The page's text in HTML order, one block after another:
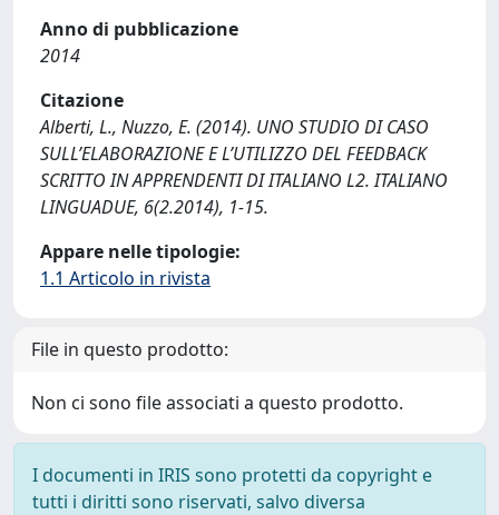
Anno di pubblicazione
2014
Citazione
Alberti, L., Nuzzo, E. (2014). UNO STUDIO DI CASO
SULL’ELABORAZIONE E L’UTILIZZO DEL FEEDBACK
SCRITTO IN APPRENDENTI DI ITALIANO L2. ITALIANO
LINGUADUE, 6(2.2014), 1-15.
Appare nelle tipologie:
1.1 Articolo in rivista
File in questo prodotto:
Non ci sono file associati a questo prodotto.
I documenti in IRIS sono protetti da copyright e
tutti i diritti sono riservati, salvo diversa